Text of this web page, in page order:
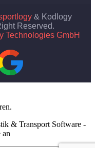
& Kodlogy
Reserved.
Technologies GmbH
& Transport Software -
an